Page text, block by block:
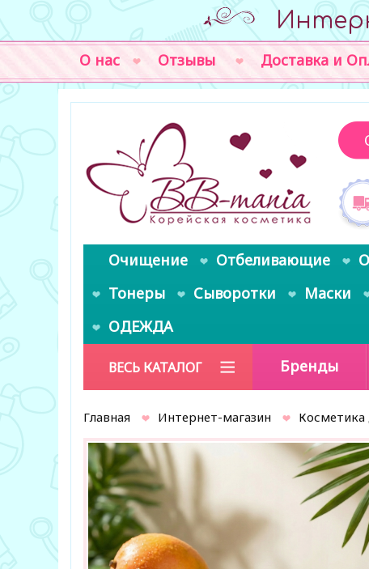
О нас Отзывы Доставка и
Очищение Отбеливающие
Тонеры
Сыворотки Маски
ОДЕЖДА
ВЕСЬ КАТАЛОГ Бренды
Главная Интернет-магазин Косметика